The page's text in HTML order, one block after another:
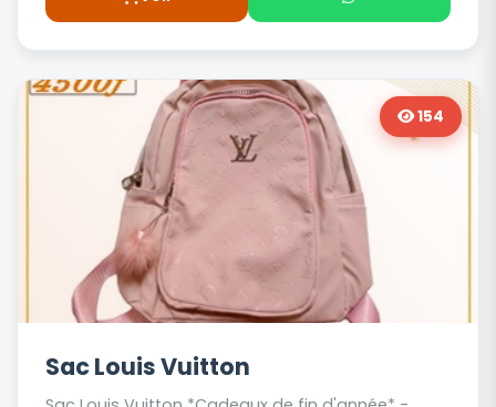
154
Sac Louis Vuitton